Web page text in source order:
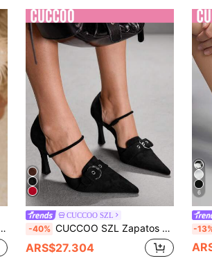
CUCCOO SZL
-40% CUCCOO SZL Zapatos de tacón elegantes, versátiles y minimalistas para uso diario
ARS$27.304
6
-